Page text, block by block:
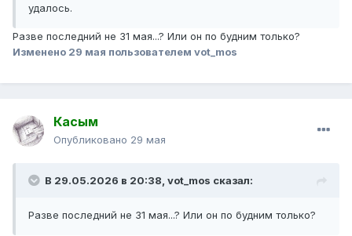
удалось.
Разве последний не 31 мая...? Или он по будним только?
Изменено 29 мая пользователем vot_mos
Касым
Опубликовано 29 мая
В 29.05.2026 в 20:38, vot_mos сказал:
Разве последний не 31 мая...? Или он по будним только?